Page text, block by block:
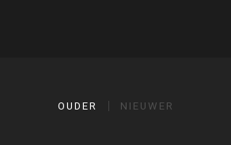
OUDER NIEUWER